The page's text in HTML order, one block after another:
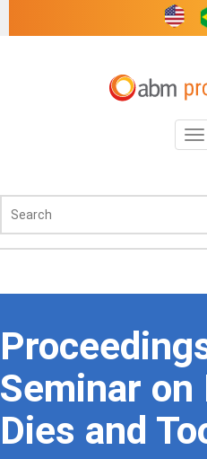
Seminar on
Dies and